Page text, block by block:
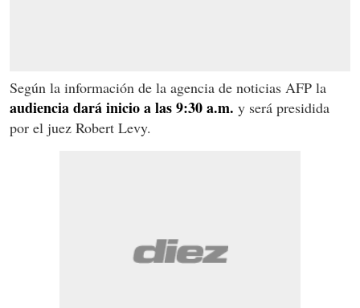
Según la información de la agencia de noticias AFP la
audiencia dará inicio a las 9:30 a.m. y será presidida
por el juez Robert Levy.